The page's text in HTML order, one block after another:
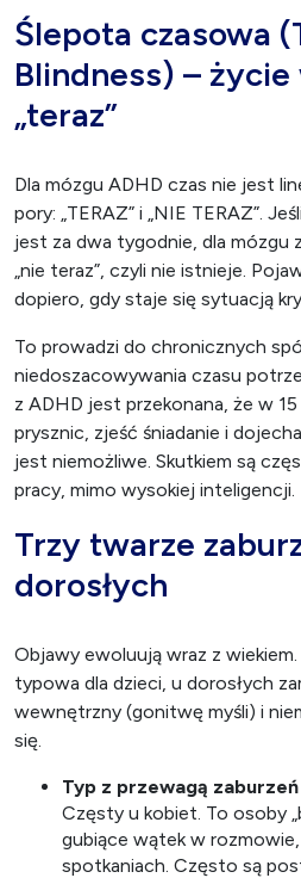
Ślepota czasowa
Blindness) –
„teraz”
Dla mózgu ADHD czas nie jest
pory: „TERAZ” i „NIE TERAZ”.
jest za dwa tygodnie, dla mózgu
„nie teraz”, czyli nie istnieje.
dopiero, gdy staje się sytuacją
To prowadzi do chronicznych
niedoszacowywania czasu
z ADHD jest przekonana, że w
prysznic, zjeść śniadanie i
jest niemożliwe. Skutkiem są
pracy, mimo wysokiej inteligencji.
Trzy twarze
dorosłych
Objawy ewoluują wraz z
typowa dla dzieci, u dorosłych
wewnętrzny (gonitwę myśli) i
się.
Typ z przewagą
Częsty u kobiet. To osoby
gubiące wątek w
spotkaniach. Często są